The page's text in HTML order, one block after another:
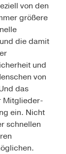
von den
größere
die damit
und
von
das
Mitglieder-
ein. Nicht
schnellen